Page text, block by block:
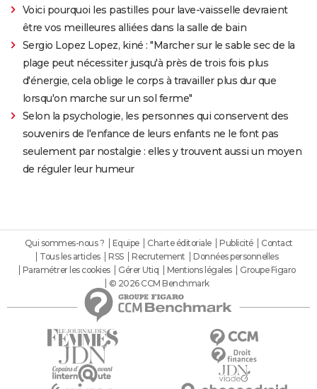
Voici pourquoi les pastilles pour lave-vaisselle devraient
être vos meilleures alliées dans la salle de bain
Sergio Lopez Lopez, kiné : "Marcher sur le sable sec de la
plage peut nécessiter jusqu'à près de trois fois plus
d'énergie, cela oblige le corps à travailler plus dur que
lorsqu'on marche sur un sol ferme"
Selon la psychologie, les personnes qui conservent des
souvenirs de l'enfance de leurs enfants ne le font pas
seulement par nostalgie : elles y trouvent aussi un moyen
de réguler leur humeur
Qui sommes-nous ? Equipe Charte éditoriale Publicité
Contact
Tous les articles
RSS Recrutement
Données personnelles
Paramétrer les cookies
Gérer Utiq Mentions légales
Groupe Figaro
© 2026 CCM Benchmark